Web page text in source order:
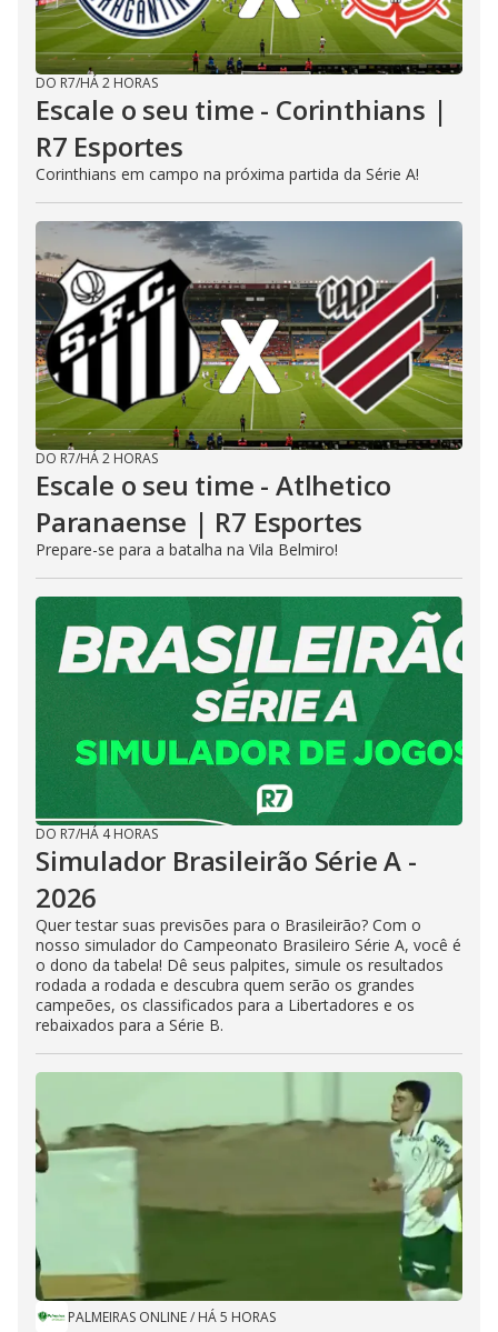
DO R7/HÁ 2 HORAS
Escale o seu time - Corinthians |
R7 Esportes
Corinthians em campo na próxima partida da Série A!
DO R7/HÁ 2 HORAS
Escale o seu time - Atlhetico
Paranaense | R7 Esportes
Prepare-se para a batalha na Vila Belmiro!
DO R7/HÁ 4 HORAS
Simulador Brasileirão Série A -
2026
Quer testar suas previsões para o Brasileirão? Com o
nosso simulador do Campeonato Brasileiro Série A, você é
o dono da tabela! Dê seus palpites, simule os resultados
rodada a rodada e descubra quem serão os grandes
campeões, os classificados para a Libertadores e os
rebaixados para a Série B.
PALMEIRAS ONLINE/ HÁ 5 HORAS